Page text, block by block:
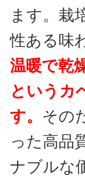
ます。栽
性ある味
温暖で乾
というカ
す。 その
った高品
ナブルな